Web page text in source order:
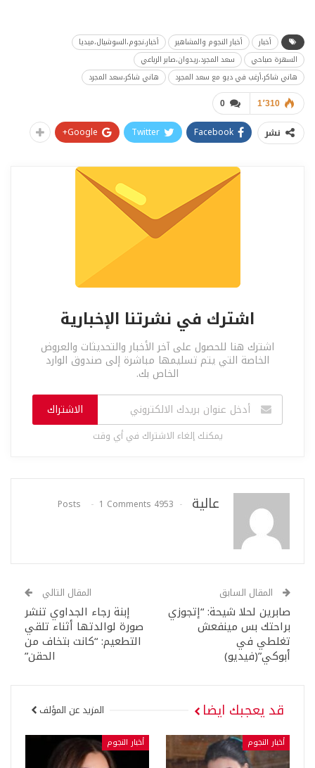
أخبار أخبار النجوم والمشاهير
أخبار،نجوم،السوشيال،ميديا
السهرة صباحي
سعد المجرد،ريدوان،صابر الرباعي
هاني شاكر،أرغب في ديو مع سعد المجرد
هاني شاكر،سعد المجرد
0 1٬310
نشر Facebook
Twitter
Google+
اشترك في نشرتنا الإخبارية
اشترك هنا للحصول على آخر الأخبار والتحديثات والعروض
الخاصة التي يتم تسليمها مباشرة إلى صندوق الوارد
الخاص بك.
الاشتراك
يمكنك إلغاء الاشتراك في أي وقت
عالية 4953 Posts
1 Comments
المقال السابق
صابرين لحلا شيحة: “إتجوزي
براحتك بس مينفعش
تغلطي في
أبوكي”(فيديو)
المقال التالي
إبنة رجاء الجداوي تنشر
صورة لوالدتها أثناء تلقي
التطعيم: “كانت بتخاف من
الحقن”
قد يعجبك ايضا المزيد عن المؤلف
أخبار النجوم أخبار النجوم